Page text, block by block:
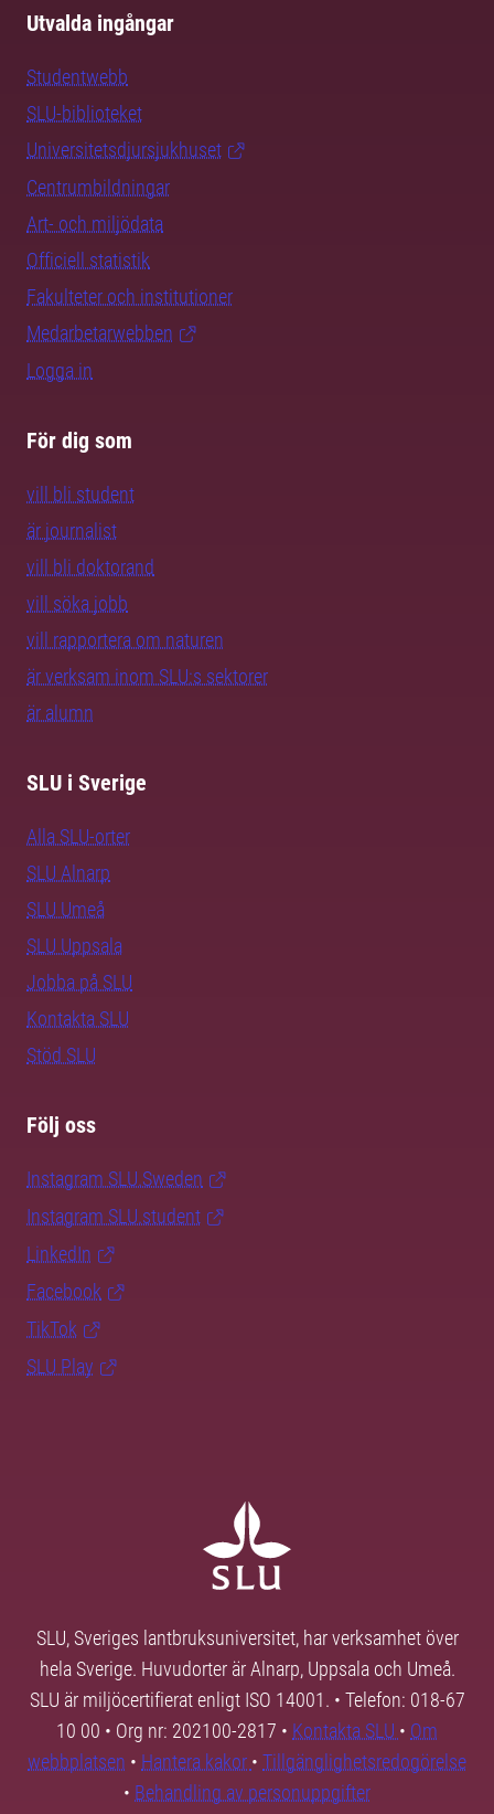
Utvalda ingångar
Studentwebb
SLU-biblioteket
Universitetsdjursjukhuset
Centrumbildningar
Art- och miljödata
Officiell statistik
Fakulteter och institutioner
Medarbetarwebben
Logga in
För dig som
vill bli student
är journalist
vill bli doktorand
vill söka jobb
vill rapportera om naturen
är verksam inom SLU:s sektorer
är alumn
SLU i Sverige
Alla SLU-orter
SLU Alnarp
SLU Umeå
SLU Uppsala
Jobba på SLU
Kontakta SLU
Stöd SLU
Följ oss
Instagram SLU.Sweden
Instagram SLU.student
LinkedIn
Facebook
TikTok
SLU Play
SLU, Sveriges lantbruksuniversitet, har verksamhet över
hela Sverige. Huvudorter är Alnarp, Uppsala och Umeå.
SLU är miljöcertifierat enligt ISO 14001. • Telefon: 018-67
10 00 • Org nr: 202100-2817 • Kontakta SLU • Om
webbplatsen • Hantera kakor • Tillgänglighetsredogörelse
• Behandling av personuppgifter